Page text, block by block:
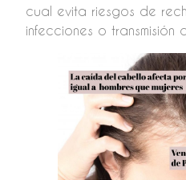
cual evita riesgos de
infecciones o transmisión